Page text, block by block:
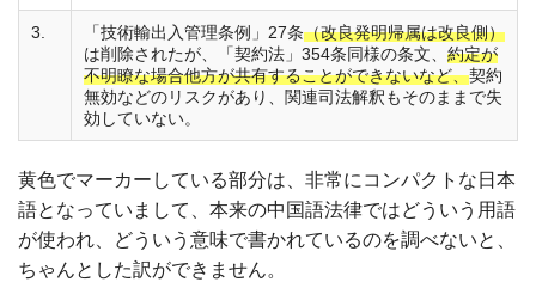
3. 「技術輸出入管理条例」27条（改良発明帰属は改良側）
は削除されたが、「契約法」354条同様の条文、 約定が
不明瞭な場合他方が共有することができないなど、契約
無効などのリスクがあり、関連司法解釈もそのままで失
効していない。
黄色でマーカーしている部分は、非常にコンパクトな日本
語となっていまして、本来の中国語法律ではどういう用語
が使われ、どういう意味で書かれているのを調べないと、
ちゃんとした訳ができません。